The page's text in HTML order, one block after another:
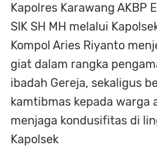
Kapolres Karawang AKBP
SIK SH MH melalui
Kompol Aries Riyanto
giat dalam rangka
ibadah Gereja, sekaligus
kamtibmas kepada warga
menjaga kondusifitas di
Kapolsek